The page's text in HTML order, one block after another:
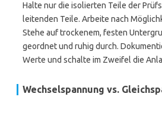
Halte nur die isolierten Teile der
leitenden Teile. Arbeite nach
Stehe auf trockenem, festen
geordnet und ruhig durch.
Werte und schalte im Zweifel die
Wechselspannung vs.